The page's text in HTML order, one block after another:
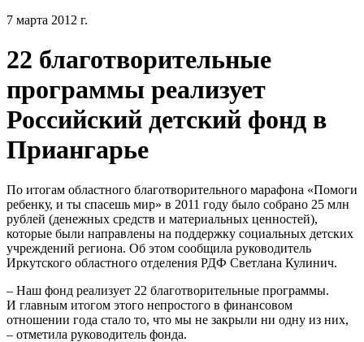
7 марта 2012 г.
22 благотворительные
программы реализует
Российский детский фонд в
Приангарье
По итогам областного благотворительного марафона «Помоги
ребенку, и ты спасешь мир» в 2011 году было собрано 25 млн
рублей (денежных средств и материальных ценностей),
которые были направлены на поддержку социальных детских
учреждений региона. Об этом сообщила руководитель
Иркутского областного отделения РДФ Светлана Кулинич.
– Наш фонд реализует 22 благотворительные программы.
И главным итогом этого непростого в финансовом
отношении года стало то, что мы не закрыли ни одну из них,
– отметила руководитель фонда.